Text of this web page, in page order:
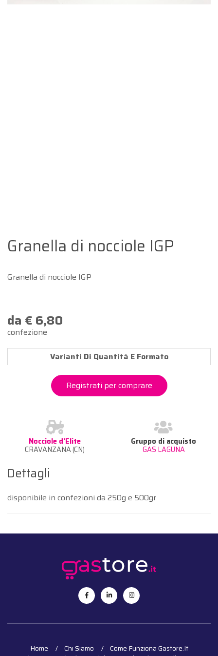
Granella di nocciole IGP
Granella di nocciole IGP
da € 6,80
confezione
Varianti Di Quantità E Formato
Registrati per comprare
Nocciole d’Elite
CRAVANZANA (CN)
Gruppo di acquisto
GAS LAGUNA
Dettagli
disponibile in confezioni da 250g e 500gr
Home Chi Siamo
Come Funziona Gastore.it